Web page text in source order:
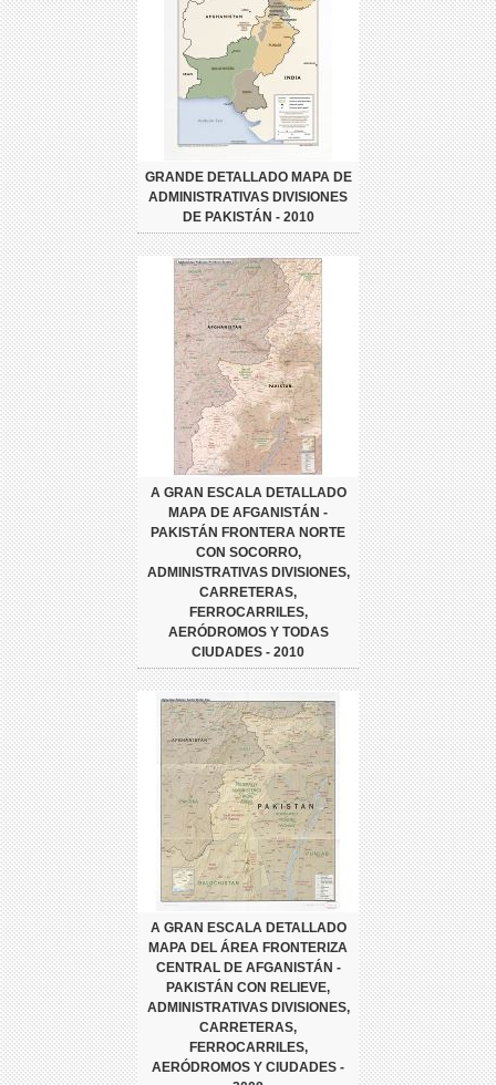
GRANDE DETALLADO MAPA DE
ADMINISTRATIVAS DIVISIONES
DE PAKISTÁN - 2010
A GRAN ESCALA DETALLADO
MAPA DE AFGANISTÁN -
PAKISTÁN FRONTERA NORTE
CON SOCORRO,
ADMINISTRATIVAS DIVISIONES,
CARRETERAS,
FERROCARRILES,
AERÓDROMOS Y TODAS
CIUDADES - 2010
A GRAN ESCALA DETALLADO
MAPA DEL ÁREA FRONTERIZA
CENTRAL DE AFGANISTÁN -
PAKISTÁN CON RELIEVE,
ADMINISTRATIVAS DIVISIONES,
CARRETERAS,
FERROCARRILES,
AERÓDROMOS Y CIUDADES -